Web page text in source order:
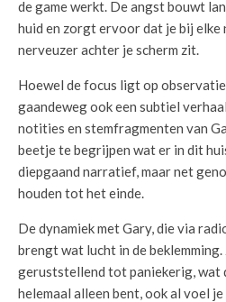
de game werkt. De angst bouwt
huid en zorgt ervoor dat je bij elke
nerveuzer achter je scherm zit.
Hoewel de focus ligt op
gaandeweg ook een subtiel
notities en stemfragmenten van
beetje te begrijpen wat er in dit
diepgaand narratief, maar net
houden tot het einde.
De dynamiek met Gary, die via
brengt wat lucht in de
geruststellend tot paniekerig, wat
helemaal alleen bent, ook al voel